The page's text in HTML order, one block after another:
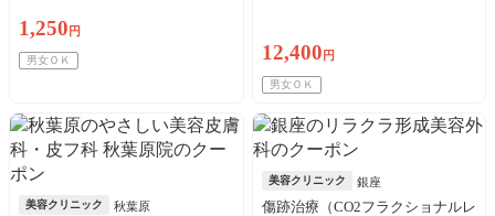
1,250 円
男女ＯＫ 12,400 円
男女ＯＫ
美容クリニック 秋葉原
美容クリニック 銀座
傷跡治療（CO2フラクショナルレ